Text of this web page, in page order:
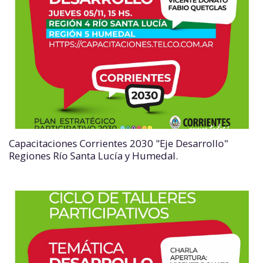
Capacitaciones Corrientes 2030 "Eje Desarrollo"
Regiones Río Santa Lucía y Humedal.